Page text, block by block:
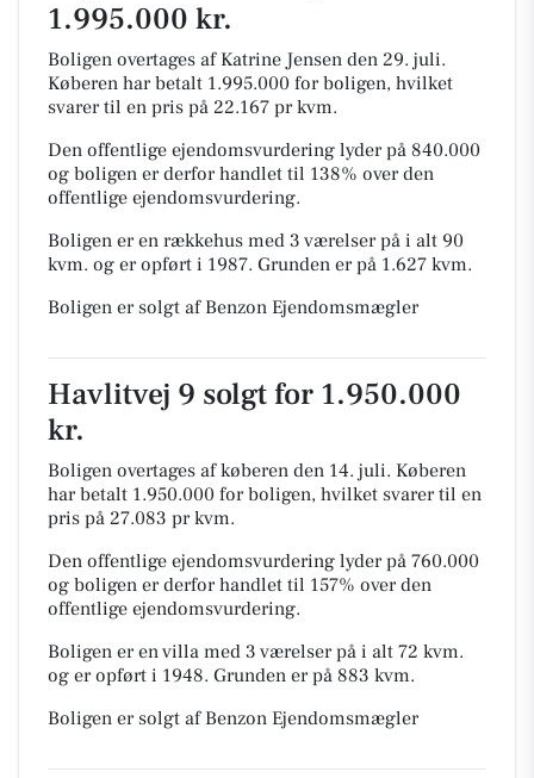
1.995.000 kr.
Boligen overtages af Katrine Jensen den 29. juli.
Køberen har betalt 1.995.000 for boligen, hvilket
svarer til en pris på 22.167 pr kvm.
Den offentlige ejendomsvurdering lyder på 840.000
og boligen er derfor handlet til 138% over den
offentlige ejendomsvurdering.
Boligen er en rækkehus med 3 værelser på i alt 90
kvm. og er opført i 1987. Grunden er på 1.627 kvm.
Boligen er solgt af Benzon Ejendomsmægler
Havlitvej 9 solgt for 1.950.000
kr.
Boligen overtages af køberen den 14. juli. Køberen
har betalt 1.950.000 for boligen, hvilket svarer til en
pris på 27.083 pr kvm.
Den offentlige ejendomsvurdering lyder på 760.000
og boligen er derfor handlet til 157% over den
offentlige ejendomsvurdering.
Boligen er en villa med 3 værelser på i alt 72 kvm.
og er opført i 1948. Grunden er på 883 kvm.
Boligen er solgt af Benzon Ejendomsmægler